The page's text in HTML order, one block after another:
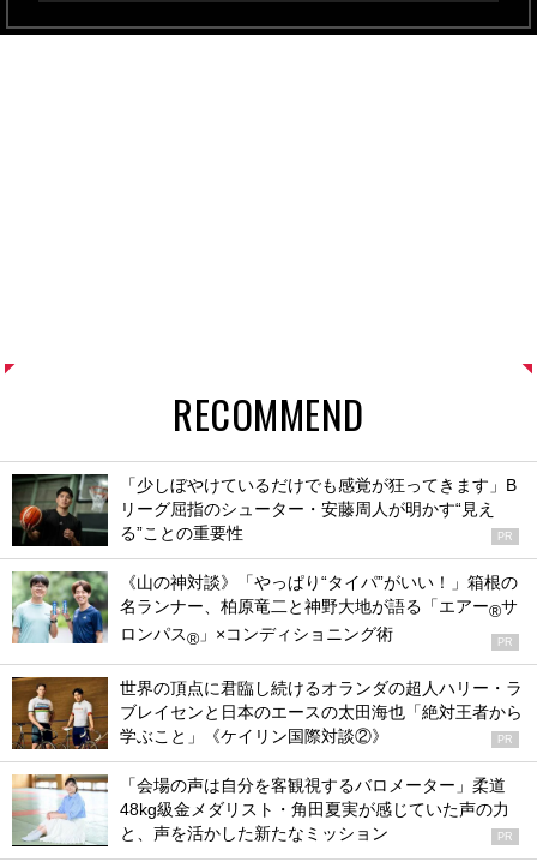
RECOMMEND
「少しぼやけているだけでも感覚が狂ってきます」B
リーグ屈指のシューター・安藤周人が明かす“見え
る”ことの重要性
PR
《山の神対談》「やっぱり“タイパ”がいい！」箱根の
名ランナー、柏原竜二と神野大地が語る「エアー®サ
ロンパス® 」×コンディショニング術 PR
世界の頂点に君臨し続けるオランダの超人ハリー・ラ
ブレイセンと日本のエースの太田海也「絶対王者から
学ぶこと」《ケイリン国際対談②》
PR
「会場の声は自分を客観視するバロメーター」柔道
48kg級金メダリスト・角田夏実が感じていた声の力
と、声を活かした新たなミッション
PR